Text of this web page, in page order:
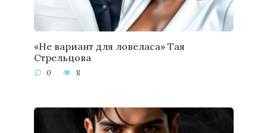
«Не вариант для ловеласа» Тая
Стрельцова
0 8